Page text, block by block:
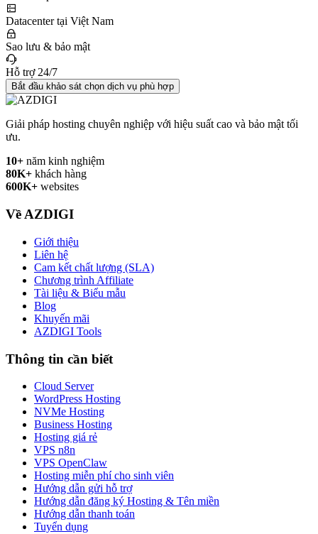
Datacenter tại Việt Nam
Sao lưu & bảo mật
Hỗ trợ 24/7
Bắt đầu khảo sát chọn dịch vụ phù hợp
Giải pháp hosting chuyên nghiệp với hiệu suất cao và bảo mật tối
ưu.
10+ năm kinh nghiệm
80K+ khách hàng
600K+ websites
Về AZDIGI
Giới thiệu
Liên hệ
Cam kết chất lượng (SLA)
Chương trình Affiliate
Tài liệu & Biểu mẫu
Blog
Khuyến mãi
AZDIGI Tools
Thông tin cần biết
Cloud Server
WordPress Hosting
NVMe Hosting
Business Hosting
Hosting giá rẻ
VPS n8n
VPS OpenClaw
Hosting miễn phí cho sinh viên
Hướng dẫn gửi hỗ trợ
Hướng dẫn đăng ký Hosting & Tên miền
Hướng dẫn thanh toán
Tuyển dụng